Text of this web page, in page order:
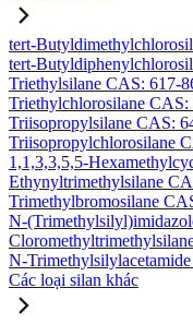
tert-
tert-
Triethylsilane CAS: 617-
Triethylchlorosilane CAS:
Triisopropylsilane CAS:
Triisopropylchlorosilane
1,1,3,3,5,5-
Ethynyltrimethylsilane
Trimethylbromosilane
N-
N-
Các loại silan khác